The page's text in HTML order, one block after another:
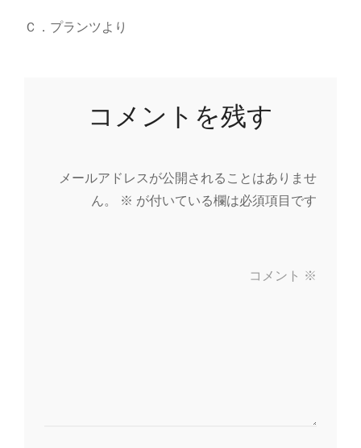
Ｃ．プランツより
コメントを残す
メールアドレスが公開されることはありませ
ん。
※ が付いている欄は必須項目です
コメント ※